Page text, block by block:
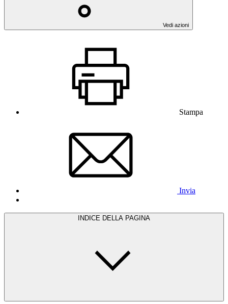
Vedi azioni
Stampa
Invia
INDICE DELLA PAGINA